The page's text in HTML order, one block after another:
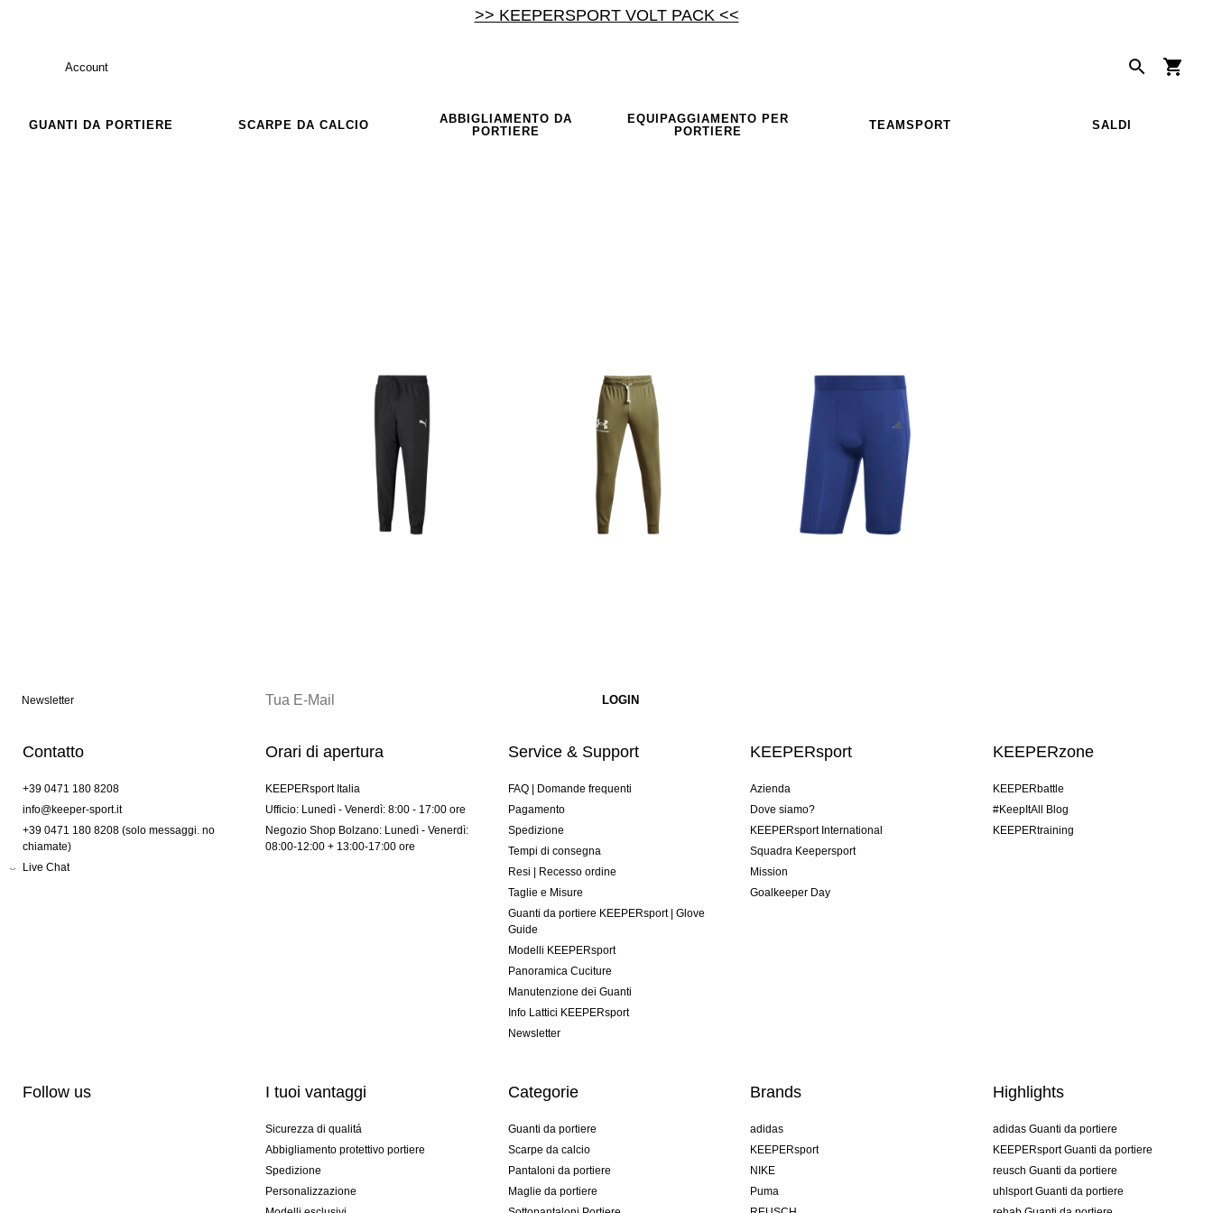
>> KEEPERSPORT VOLT PACK <<
Account
GUANTI DA PORTIERE SCARPE DA CALCIO
ABBIGLIAMENTO DA
PORTIERE
EQUIPAGGIAMENTO PER
PORTIERE
TEAMSPORT SALDI
Newsletter
Contatto
+39 0471 180 8208
info@keeper-sport.it
+39 0471 180 8208 (solo messaggi. no
chiamate)
Live Chat
Orari di apertura
KEEPERsport Italia
Ufficio: Lunedì - Venerdì: 8:00 - 17:00 ore
Negozio Shop Bolzano: Lunedì - Venerdì:
08:00-12:00 + 13:00-17:00 ore
Service & Support
FAQ | Domande frequenti
Pagamento
Spedizione
Tempi di consegna
Resi | Recesso ordine
Taglie e Misure
Guanti da portiere KEEPERsport | Glove
Guide
Modelli KEEPERsport
Panoramica Cuciture
Manutenzione dei Guanti
Info Lattici KEEPERsport
Newsletter
KEEPERsport
Azienda
Dove siamo?
KEEPERsport International
Squadra Keepersport
Mission
Goalkeeper Day
KEEPERzone
KEEPERbattle
#KeepItAll Blog
KEEPERtraining
Follow us I tuoi vantaggi
Sicurezza di qualitá
Abbigliamento protettivo portiere
Spedizione
Personalizzazione
Categorie
Guanti da portiere
Scarpe da calcio
Pantaloni da portiere
Maglie da portiere
Brands
adidas
KEEPERsport
NIKE
Puma
Highlights
adidas Guanti da portiere
KEEPERsport Guanti da portiere
reusch Guanti da portiere
uhlsport Guanti da portiere